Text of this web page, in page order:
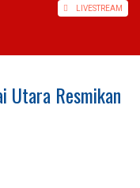
LIVESTREAM
Utara Resmikan